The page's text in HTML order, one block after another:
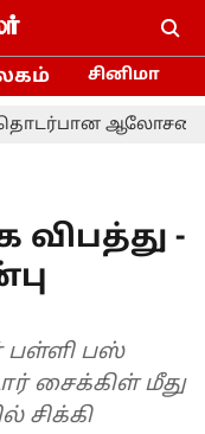
சினிமா
ஆலோசனை:
விபத்து -
பள்ளி பஸ்
சைக்கிள் மீது
சிக்கி